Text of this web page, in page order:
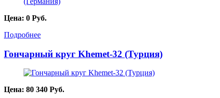
Цена: 0 Руб.
Подробнее
Гончарный круг Khemet-32 (Турция)
Цена: 80 340 Руб.